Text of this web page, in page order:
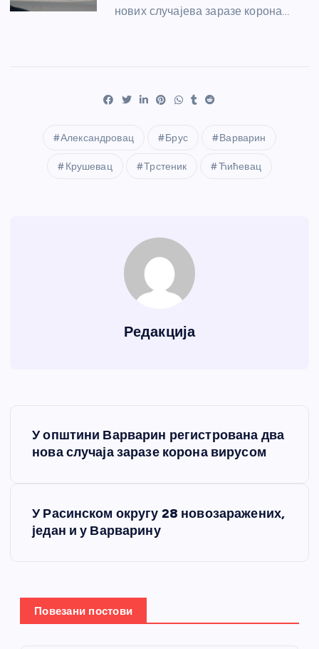
нових случајева заразе корона…
Александровац Брус Варварин
Крушевац Трстеник Ћићевац
Редакција
њ
е
У општини Варварин регистрована два
нова случаја заразе корона вирусом
У Расинском округу 28 новозаражених,
један и у Варварину
Повезани постови